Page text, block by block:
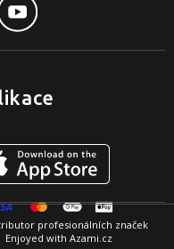
profesionálních značek
Enjoyed with Azami.cz